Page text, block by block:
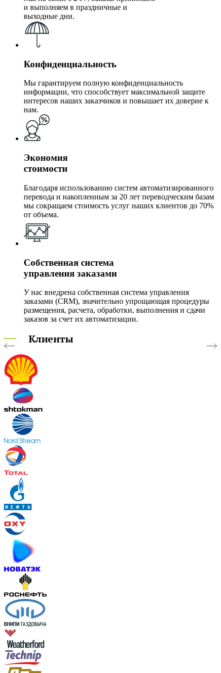
и выполняем в праздничные и
выходные дни.
Конфиденциальность
Мы гарантируем полную конфиденциальность
информации, что способствует максимальной защите
интересов наших заказчиков и повышает их доверие к
нам.
Экономия
стоимости
Благодаря использованию систем автоматизированного
перевода и накопленным за 20 лет переводческим базам
мы сокращаем стоимость услуг наших клиентов до 70%
от объема.
Собственная система
управления заказами
У нас внедрена собственная система управления
заказами (CRM), значительно упрощающая процедуры
размещения, расчета, обработки, выполнения и сдачи
заказов за счет их автоматизации.
Клиенты